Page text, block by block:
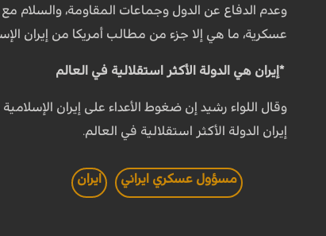
وعدم الدفاع عن الدول وجماعات المقاومة، والسلام
عسكرية، ما هي إلا جزء من مطالب أمريكا من إيران
*إيران هي الدولة الأكثر استقلالية في العالم
وقال اللواء رشيد إن ضغوط الأعداء على إيران
إيران الدولة الأكثر استقلالية في العالم.
مسؤول عسكري ايراني ايران